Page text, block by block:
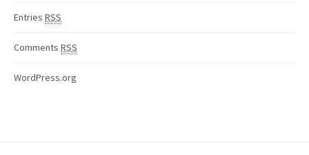
Entries RSS
Comments RSS
WordPress.org